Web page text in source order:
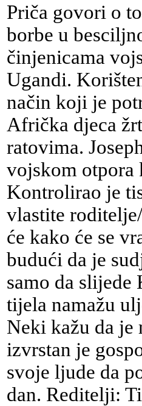
Priča govori o
borbe u
činjenicama
Ugandi.
način koji je
Afrička djeca
ratovima.
vojskom otpora
Kontrolirao je
vlastite
će kako će se
budući da je
samo da
tijela namažu
Neki kažu da
izvrstan je
svoje ljude da
dan. Reditelji: